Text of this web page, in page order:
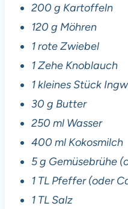
200 g Kartoffeln
120 g Möhren
1 rote Zwiebel
1 Zehe Knoblauch
1 kleines Stück
30 g Butter
250 ml Wasser
400 ml Kokosmilch
5 g Gemüsebrühe
1 TL Pfeffer (oder
1 TL Salz